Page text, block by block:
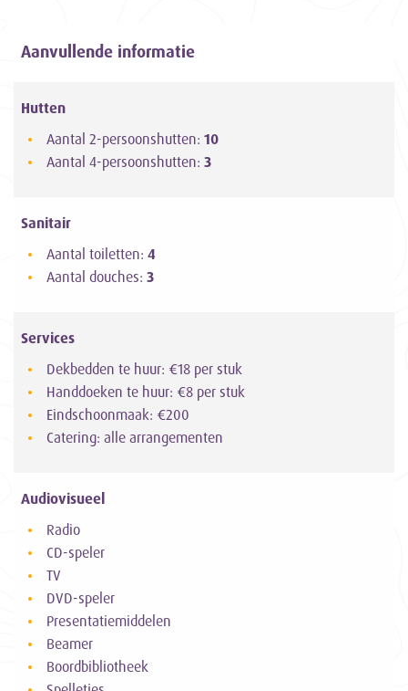
Aanvullende informatie
Hutten
Aantal 2-persoonshutten: 10
Aantal 4-persoonshutten: 3
Sanitair
Aantal toiletten: 4
Aantal douches: 3
Services
Dekbedden te huur: €18 per stuk
Handdoeken te huur: €8 per stuk
Eindschoonmaak: €200
Catering: alle arrangementen
Audiovisueel
Radio
CD-speler
TV
DVD-speler
Presentatiemiddelen
Beamer
Boordbibliotheek